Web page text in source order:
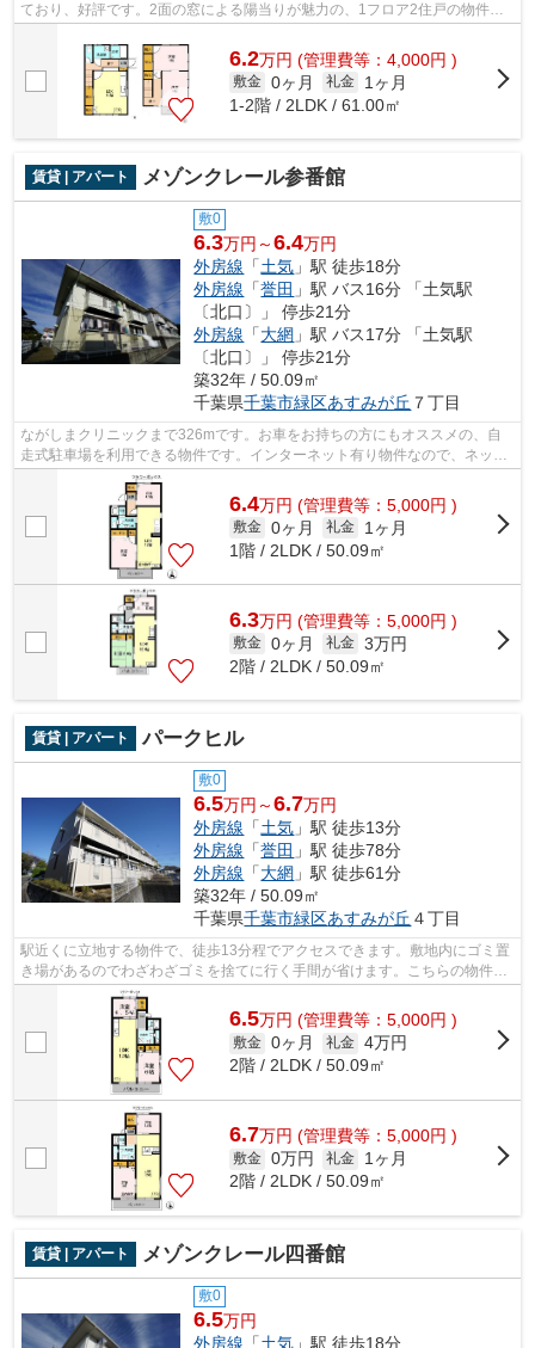
ており、好評です。2面の窓による陽当りが魅力の、1フロア2住戸の物件で
6.2万円 (管理費等：4,000円 )
敷金 0ヶ月 礼金
1ヶ月
1-2階 / 2LDK / 61.00㎡
賃貸 | アパート メゾンクレール参番館
敷0
6.3万円～6.4万円
外房線 「土気 」駅 徒歩18分
外房線 「誉田 」駅 バス16分 「土気駅
〔北口〕」 停歩21分
外房線 「大網 」駅 バス17分 「土気駅
〔北口〕」 停歩21分
築32年 / 50.09㎡
千葉県千葉市緑区あすみが丘 ７丁目
ながしまクリニックまで326mです。お車をお持ちの方にもオススメの、自
走式駐車場を利用できる物件です。インターネット有り物件なので、ネット
をよく使う方におすすめです。ご来店予...
6.4万円 (管理費等：5,000円 )
敷金 0ヶ月 礼金
1ヶ月
1階 / 2LDK / 50.09㎡
6.3万円 (管理費等：5,000円 )
敷金 0ヶ月 礼金 3万円
2階 / 2LDK / 50.09㎡
賃貸 | アパート パークヒル
敷0
6.5万円～6.7万円
外房線 「土気 」駅 徒歩13分
外房線 「誉田 」駅 徒歩78分
外房線 「大網 」駅 徒歩61分
築32年 / 50.09㎡
千葉県千葉市緑区あすみが丘 ４丁目
駅近くに立地する物件で、徒歩13分程でアクセスできます。敷地内にゴミ置
き場があるのでわざわざゴミを捨てに行く手間が省けます。こちらの物件は
アパートです。家でパソコンを使う人...
6.5万円 (管理費等：5,000円 )
敷金 0ヶ月 礼金 4万円
2階 / 2LDK / 50.09㎡
6.7万円 (管理費等：5,000円 )
敷金 0万円 礼金
1ヶ月
2階 / 2LDK / 50.09㎡
賃貸 | アパート メゾンクレール四番館
敷0
6.5万円
外房線 「土気 」駅 徒歩18分